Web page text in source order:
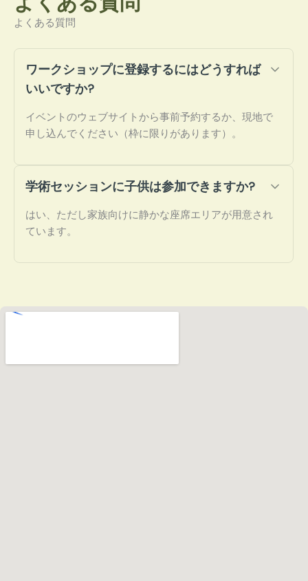
よくある質問
ワークショップに登録するにはどうすれば
いいですか?
イベントのウェブサイトから事前予約するか、現地で
申し込んでください（枠に限りがあります）。
学術セッションに子供は参加できますか?
はい、ただし家族向けに静かな座席エリアが用意され
ています。